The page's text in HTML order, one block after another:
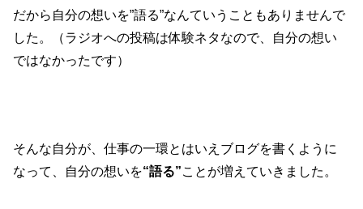
だから自分の想いを”語る”なんていうこともありませんで
した。（ラジオへの投稿は体験ネタなので、自分の想い
ではなかったです）
そんな自分が、仕事の一環とはいえブログを書くように
なって、自分の想いを“語る”ことが増えていきました。